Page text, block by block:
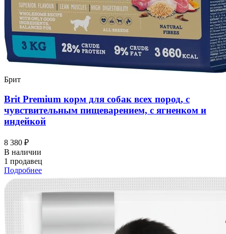
Брит
Brit Premium корм для собак всех пород, с
чувствительным пищеварением, с ягненком и
индейкой
8 380 ₽
В наличии
1 продавец
Подробнее